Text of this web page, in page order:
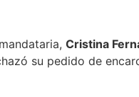
Cristina
su pedido de